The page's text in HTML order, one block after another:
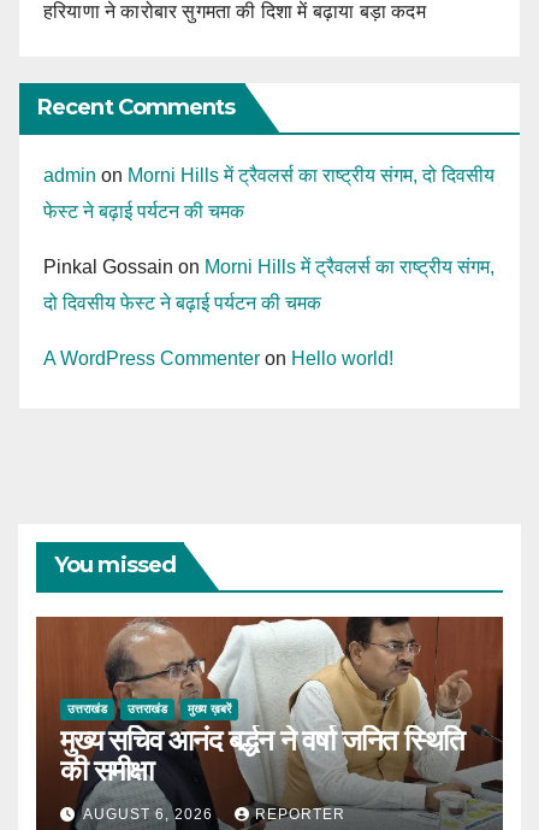
हरियाणा ने कारोबार सुगमता की दिशा में बढ़ाया बड़ा कदम
Recent Comments
admin on Morni Hills में ट्रैवलर्स का राष्ट्रीय संगम, दो दिवसीय
फेस्ट ने बढ़ाई पर्यटन की चमक
Pinkal Gossain on Morni Hills में ट्रैवलर्स का राष्ट्रीय संगम,
दो दिवसीय फेस्ट ने बढ़ाई पर्यटन की चमक
A WordPress Commenter on Hello world!
You missed
उत्तराखंड उत्तराखंड मुख्य ख़बरें
मुख्य सचिव आनंद बर्द्धन ने वर्षा जनित स्थिति
की समीक्षा
AUGUST 6, 2026 REPORTER